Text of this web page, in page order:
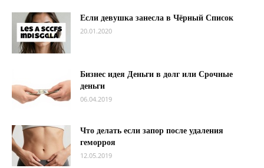
Если девушка занесла в Чёрный Список
20.01.2020
Бизнес идея Деньги в долг или Срочные
деньги
06.04.2019
Что делать если запор после удаления
геморроя
12.05.2019